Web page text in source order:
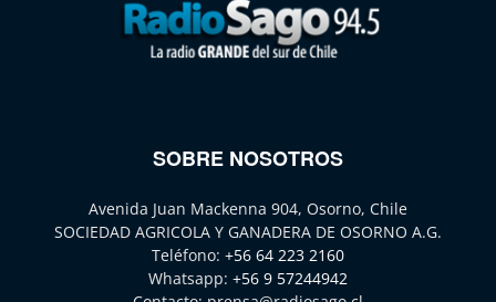
SOBRE NOSOTROS
Avenida Juan Mackenna 904, Osorno, Chile
SOCIEDAD AGRICOLA Y GANADERA DE OSORNO A.G.
Teléfono: +56 64 223 2160
Whatsapp: +56 9 57244942